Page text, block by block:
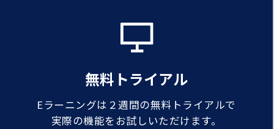
無料トライアル
Eラーニングは２週間の無料トライアルで
実際の機能をお試しいただけます。